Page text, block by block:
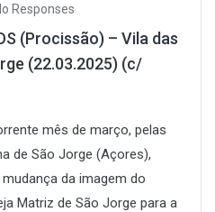
Responses
(Procissão) – Vila das
(22.03.2025) (c/
mês de março, pelas
de São Jorge (Açores),
da imagem do
Matriz de São Jorge para a